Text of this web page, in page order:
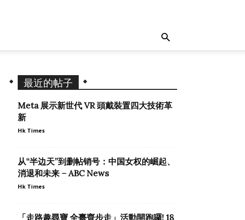
最近的帖子
Meta 展示新世代 VR 頭戴裝置四大技術革
新
Hk Times
从“半边天”到删帖销号：中国女权的崛起、
消退和未来 – ABC News
Hk Times
「走路趣尋寶 全臺齊步走」活動開跑囉! 18